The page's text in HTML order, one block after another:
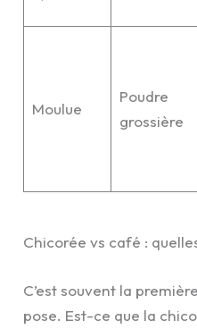
Moulue
Poudre
grossière
Chicorée vs café :
C’est souvent la
pose. Est-ce que la